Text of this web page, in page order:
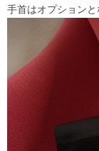
手首はオプションと